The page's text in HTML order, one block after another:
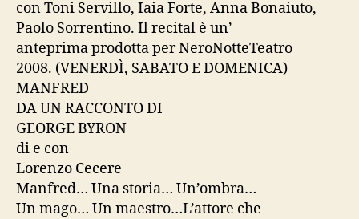
con Toni Servillo, Iaia Forte, Anna Bonaiuto,
Paolo Sorrentino. Il recital è un’
anteprima prodotta per NeroNotteTeatro
2008. (VENERDÌ, SABATO E DOMENICA)
MANFRED
DA UN RACCONTO DI
GEORGE BYRON
di e con
Lorenzo Cecere
Manfred… Una storia… Un’ombra…
Un mago… Un maestro…L’attore che